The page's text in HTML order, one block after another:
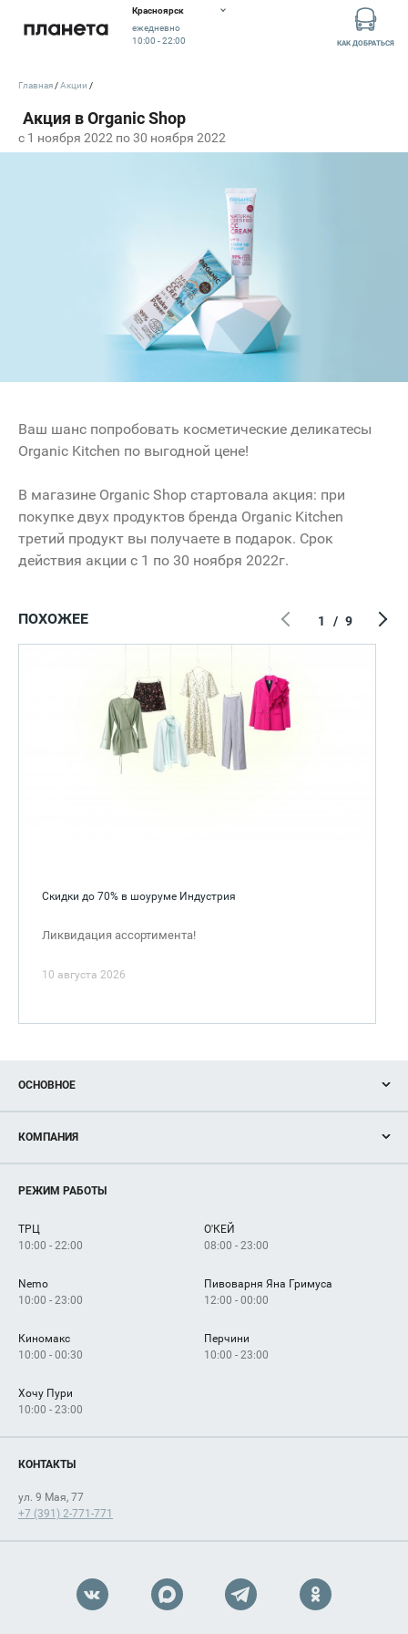
Красноярск
ежедневно
10:00 - 22:00
КАК ДОБРАТЬСЯ
c 1 ноября 2022 по 30 ноября 2022
Главная Акции
Ваш шанс попробовать косметические деликатесы
Organic Kitchen по выгодной цене!
В магазине Organic Shop стартовала акция: при
покупке двух продуктов бренда Organic Kitchen
третий продукт вы получаете в подарок. Срок
действия акции с 1 по 30 ноября 2022г.
ПОХОЖЕЕ
Скидки до 70% в шоуруме Индустрия
Ликвидация ассортимента!
10 августа 2026
1 / 9
ОСНОВНОЕ
Новости
Магазины
Услуги
КОМПАНИЯ
Рекламодателям
Как добраться
РЕЖИМ РАБОТЫ
ТРЦ
10:00 - 22:00
О'КЕЙ
08:00 - 23:00
Nemo
10:00 - 23:00
Пивоварня Яна Гримуса
12:00 - 00:00
Киномакс
10:00 - 00:30
Перчини
10:00 - 23:00
Хочу Пури
10:00 - 23:00
КОНТАКТЫ
ул. 9 Мая, 77
+7 (391) 2-771-771